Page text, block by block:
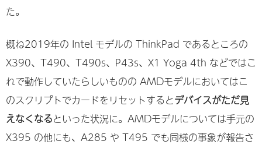
た。
概ね2019年の Intel モデルの ThinkPad であるところの
X390、T490、T490s、P43s、X1 Yoga 4th などではこ
れで動作していたらしいものの AMDモデルにおいてはこ
のスクリプトでカードをリセットするとデバイスがただ見
えなくなるといった状況に。AMDモデルについては手元の
X395 の他にも、A285 や T495 でも同様の事象が報告さ